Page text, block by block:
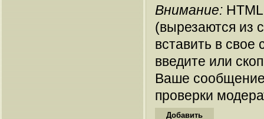
Внимание:
(вырезаются из
вставить в
введите или
Ваше
проверки